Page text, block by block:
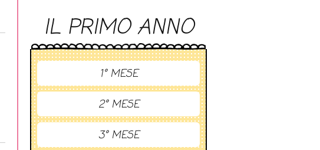
IL PRIMO ANNO
1° MESE
2° MESE
3° MESE